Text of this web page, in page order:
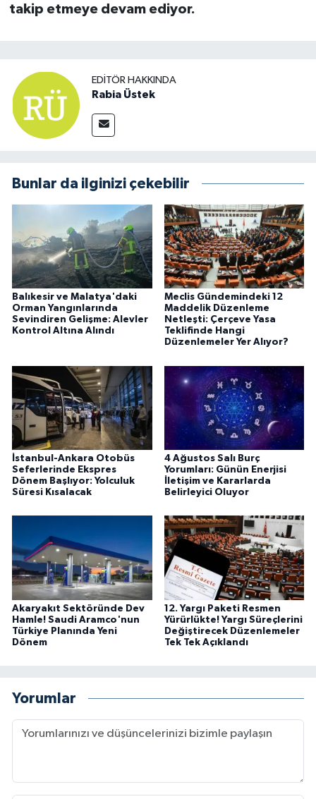
takip etmeye devam ediyor.
EDITÖR HAKKINDA
Rabia Üstek
Bunlar da ilginizi çekebilir
Balıkesir ve Malatya'daki
Orman Yangınlarında
Sevindiren Gelişme: Alevler
Kontrol Altına Alındı
Meclis Gündemindeki 12
Maddelik Düzenleme
Netleşti: Çerçeve Yasa
Teklifinde Hangi
Düzenlemeler Yer Alıyor?
İstanbul-Ankara Otobüs
Seferlerinde Ekspres
Dönem Başlıyor: Yolculuk
Süresi Kısalacak
4 Ağustos Salı Burç
Yorumları: Günün Enerjisi
İletişim ve Kararlarda
Belirleyici Oluyor
Akaryakıt Sektöründe Dev
Hamle! Saudi Aramco'nun
Türkiye Planında Yeni
Dönem
12. Yargı Paketi Resmen
Yürürlükte! Yargı Süreçlerini
Değiştirecek Düzenlemeler
Tek Tek Açıklandı
Yorumlar